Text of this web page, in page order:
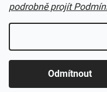
podrobně projít
Odmítnout